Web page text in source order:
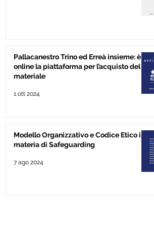
Pallacanestro Trino ed Erreà insieme: è
online la piattaforma per l’acquisto del
materiale
1 ott 2024
Modello Organizzativo e Codice Etico in
materia di Safeguarding
7 ago 2024